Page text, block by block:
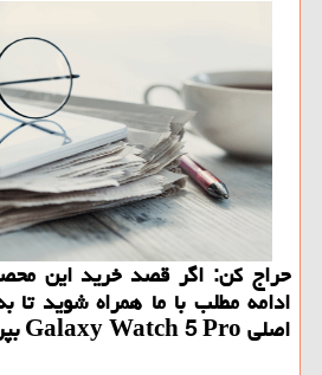
حراج کن: اگر قصد خرید این
ادامه مطلب با ما همراه شوید
اصلی Galaxy Watch 5 Pro بپردازیم.